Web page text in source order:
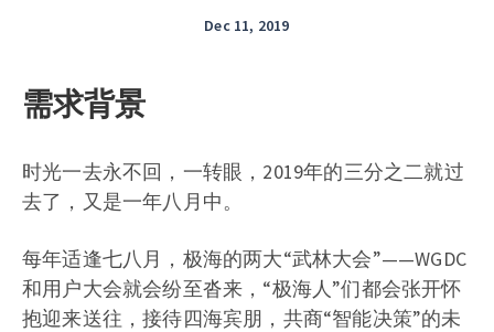
Dec 11, 2019
需求背景
时光一去永不回，一转眼，2019年的三分之二就过
去了，又是一年八月中。
每年适逢七八月，极海的两大“武林大会”——WGDC
和用户大会就会纷至沓来，“极海人”们都会张开怀
抱迎来送往，接待四海宾朋，共商“智能决策”的未